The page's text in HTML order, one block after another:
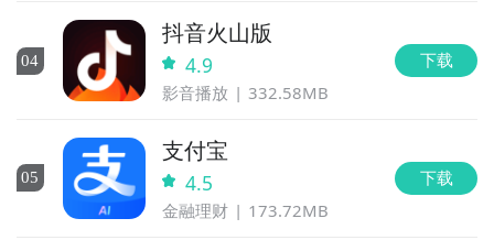
04
抖音火山版
4.9
影音播放 332.58MB
下载
05
支付宝
4.5
金融理财 173.72MB
下载